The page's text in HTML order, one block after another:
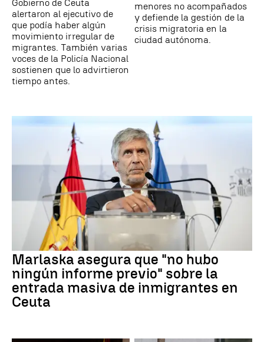
Gobierno de Ceuta
alertaron al ejecutivo de
que podía haber algún
movimiento irregular de
migrantes. También varias
voces de la Policía Nacional
sostienen que lo advirtieron
tiempo antes.
menores no acompañados
y defiende la gestión de la
crisis migratoria en la
ciudad autónoma.
Marlaska asegura que "no hubo
ningún informe previo" sobre la
entrada masiva de inmigrantes en
Ceuta